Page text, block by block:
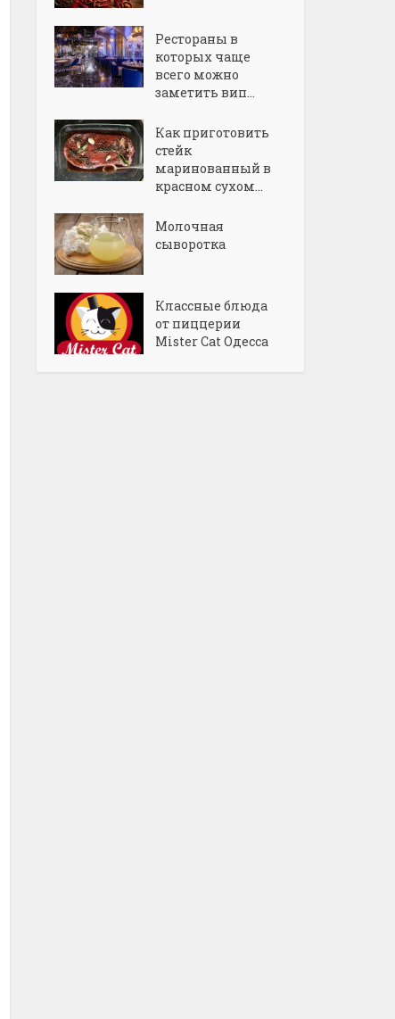
Рестораны в
которых чаще
всего можно
заметить вип...
Как приготовить
стейк
маринованный в
красном сухом...
Молочная
сыворотка
Классные блюда
от пиццерии
Mister Cat Одесса